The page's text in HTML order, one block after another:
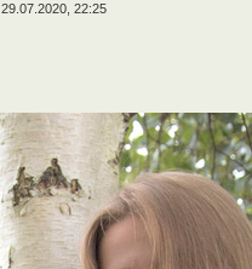
29.07.2020, 22:25